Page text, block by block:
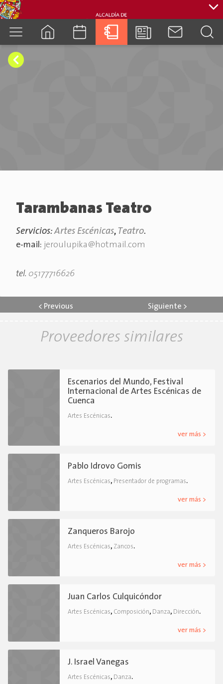
Tarambanas Teatro
Servicios:Artes Escénicas, Teatro.
e-mail: jeroulupika@hotmail.com
tel. 05177716626
< Previous Siguiente >
Proveedores similares
Escenarios del Mundo, Festival
Internacional de Artes Escénicas de
Cuenca
Artes Escénicas.
ver más >
Pablo Idrovo Gomis
Artes Escénicas, Presentador de programas.
ver más >
Zanqueros Barojo
Artes Escénicas, Zancos.
ver más >
Juan Carlos Culquicóndor
Artes Escénicas, Composición, Danza, Dirección.
ver más >
J. Israel Vanegas
Artes Escénicas, Danza.